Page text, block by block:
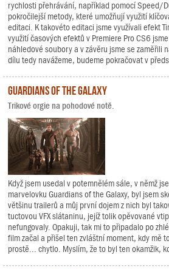
rychlosti přehrávání, například pomocí Speed/
pokročilejší metody, které umožňují využití
editaci. K takovéto editaci jsme využívali efekt
využití časových efektů v Premiere Pro CS6
náhledové soubory a v závěru jsme se zaměřili
dílu tedy navážeme, budeme pokračovat v
Guardians of the Galaxy
Trikové orgie na pohodové notě.
Když jsem usedal v potemnělém sále, v němž
marvelovku Guardians of the Galaxy, byl jsem
většinu trailerů a můj první dojem z nich byl
tuctovou VFX slátaninu, jejíž tolik opěvované
nefungovaly. Opakuji, tak mi to připadalo po
film začal a přišel ten zvláštní moment, kdy mě
prostě... chytlo. Myslím, že to byl ten okamžik,